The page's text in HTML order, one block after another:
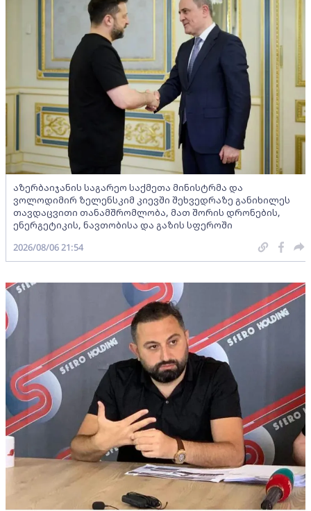
აზერბაიჯანის საგარეო საქმეთა მინისტრმა და
ვოლოდიმირ ზელენსკიმ კიევში შეხვედრაზე განიხილეს
თავდაცვითი თანამშრომლობა, მათ შორის დრონების,
ენერგეტიკის, ნავთობისა და გაზის სფეროში
2026/08/06 21:54